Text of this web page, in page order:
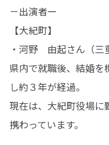
－出演者ー
【大紀町】
・河野　由起さん（三
県内で就職後、結婚
し約３年が経過。
現在は、大紀町役場に
携わっています。